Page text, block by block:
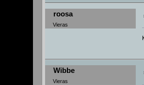
roosa
Vieras
Wibbe
Vieras